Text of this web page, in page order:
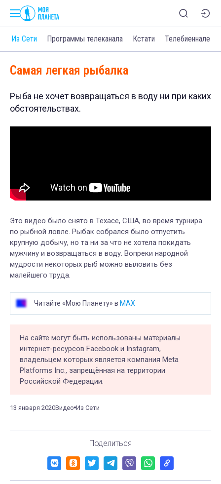
Из Сети Программы телеканала Кстати Телебиеннале
Самая легкая рыбалка
Рыба не хочет возвращаться в воду ни при каких
обстоятельствах.
Это видео было снято в Техасе, США, во время турнира
по рыбной ловле. Рыбак собрался было отпустить
крупную добычу, но та ни за что не хотела покидать
мужчину и возвращаться в воду. Вопреки народной
мудрости некоторых рыб можно выловить без
малейшего труда.
Читайте «Мою Планету» в MAX
На сайте могут быть использованы материалы
интернет-ресурсов Facebook и Instagram,
владельцем которых является компания Meta
Platforms Inc., запрещённая на территории
Российской Федерации.
13 января 2020Видео Из Сети
Поделиться